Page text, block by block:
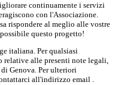
continuamente i servizi
con l'Associazione.
rispondere al meglio alle vostre
questo progetto!
italiana. Per qualsiasi
relative alle presenti note legali,
Genova. Per ulteriori
all'indirizzo email .